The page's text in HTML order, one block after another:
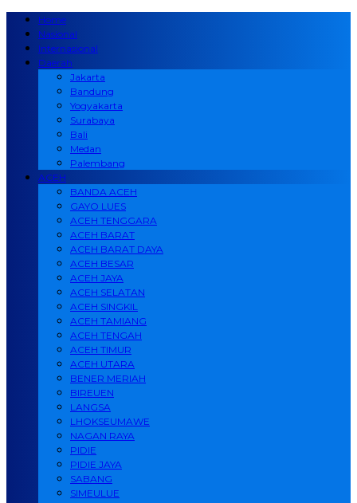
Home
Nasional
Internasional
Daerah
Jakarta
Bandung
Yogyakarta
Surabaya
Bali
Medan
Palembang
ACEH
BANDA ACEH
GAYO LUES
ACEH TENGGARA
ACEH BARAT
ACEH BARAT DAYA
ACEH BESAR
ACEH JAYA
ACEH SELATAN
ACEH SINGKIL
ACEH TAMIANG
ACEH TENGAH
ACEH TIMUR
ACEH UTARA
BENER MERIAH
BIREUEN
LANGSA
LHOKSEUMAWE
NAGAN RAYA
PIDIE
PIDIE JAYA
SABANG
SIMEULUE